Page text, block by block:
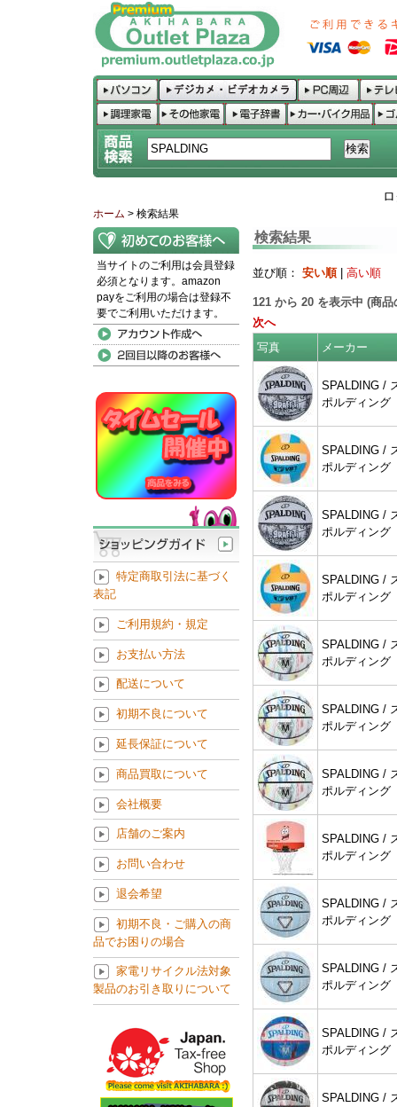
ホーム > 検索結果
検索結果
並び順： 安い順| 高い順
121 から 20 を表示中 (商
次へ
写真
メーカー
SPALDING /
ポルディング
SPALDING /
ポルディング
SPALDING /
ポルディング
SPALDING /
ポルディング
SPALDING /
ポルディング
SPALDING /
ポルディング
SPALDING /
ポルディング
SPALDING /
ポルディング
SPALDING /
ポルディング
SPALDING /
ポルディング
SPALDING /
ポルディング
SPALDING /
当サイトのご利用は会員登録
必須となります。amazon
payをご利用の場合は登録不
要でご利用いただけます。
特定商取引法に基づく
表記
ご利用規約・規定
お支払い方法
配送について
初期不良について
延長保証について
商品買取について
会社概要
店舗のご案内
お問い合わせ
退会希望
初期不良・ご購入の商
品でお困りの場合
家電リサイクル法対象
製品のお引き取りについて